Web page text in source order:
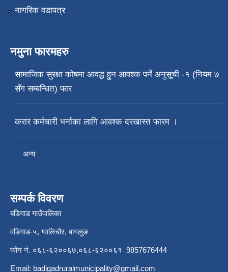
नागरिक वडापत्र
नमुना फारमहरु
सामाजिक सुरक्षा कोषमा आवद्ध हुन आवश्क पर्ने अनुसूची -१ (नियम ७
सँग सम्बन्धित) फार
करार कर्मचारी भर्नाका लागि आवश्क दरखास्त फारम ।
अन्य
सम्पर्क विवरण
बडिगाड गाउँपालिका
वडिगाड-५, ग्वालिचौर, बागलुङ
फोन नं. ०६८-६२००६७,०६८-६२००६१ 9857676444
Email: badigadruralmunicipality@gmail.com